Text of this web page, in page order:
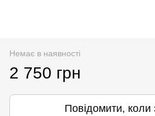
Немає в наявності
2 750 грн
Повідомити, коли